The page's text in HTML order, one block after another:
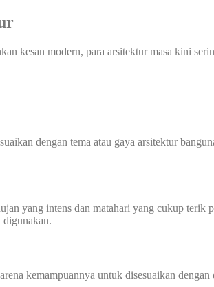
kesan modern, para arsitektur masa kini
dengan tema atau gaya arsitektur
yang intens dan matahari yang cukup terik
digunakan.
kemampuannya untuk disesuaikan